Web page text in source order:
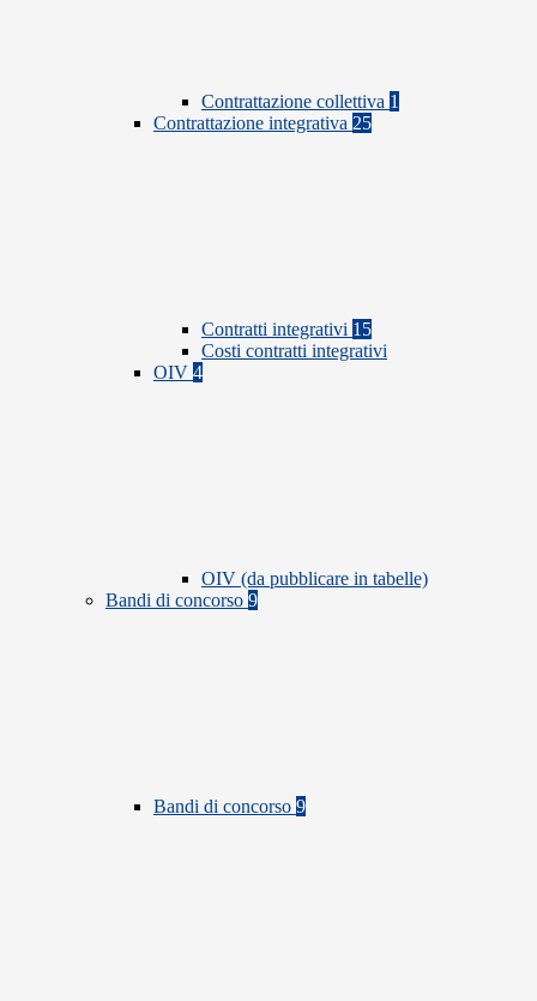
Contrattazione collettiva 1
Contrattazione integrativa 25
Contratti integrativi 15
Costi contratti integrativi
OIV 4
OIV (da pubblicare in tabelle)
Bandi di concorso 9
Bandi di concorso 9